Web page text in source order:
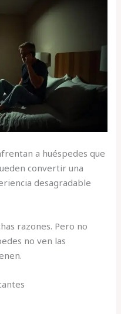
a huéspedes que
convertir una
desagradable
razones. Pero no
no ven las